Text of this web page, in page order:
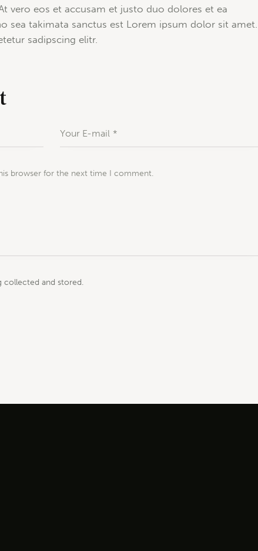
vero eos et accusam et justo duo dolores et ea
sea takimata sanctus est Lorem ipsum dolor sit amet.
sadipscing elitr.
browser for the next time I comment.
collected and stored.